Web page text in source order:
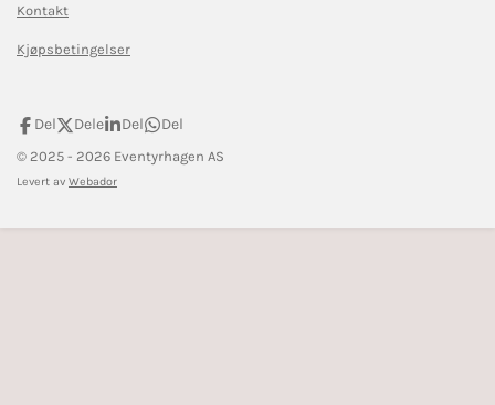
Kontakt
Kjøpsbetingelser
Del Dele Del Del
© 2025 - 2026 Eventyrhagen AS
Levert av Webador